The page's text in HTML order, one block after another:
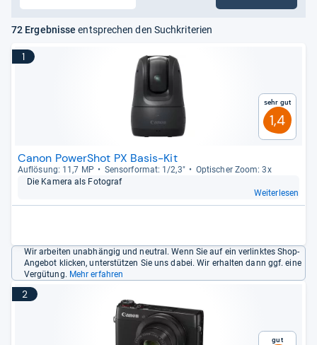
72 Ergebnisse entsprechen den Suchkriterien
1
Sehr gut
1,4
Canon PowerShot PX Basis-Kit
Auf­lö­sung: 11,7 MP Sen­sor­for­mat: 1/2,3"
Opti­scher Zoom: 3x
Die Kamera als Foto­graf
Weiterlesen
Wir arbeiten unabhängig und neutral. Wenn Sie auf ein verlinktes Shop-
Angebot klicken, unterstützen Sie uns dabei. Wir erhalten dann ggf. eine
Vergütung. Mehr erfahren
2
Gut